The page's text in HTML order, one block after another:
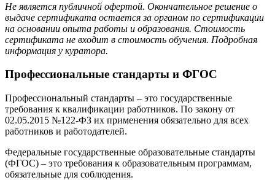
Не является публичной офертой. Окончательное решение о
выдаче сертификата остается за органом по сертификации
на основании опыта работы и образования. Стоимость
сертификата не входит в стоимость обучения. Подробная
информация у куратора.
Профессиональные стандарты и ФГОС
Профессиональный стандарты – это государственные
требования к квалификации работников. По закону от
02.05.2015 №122-ФЗ их применения обязательно для всех
работников и работодателей.
Федеральные государственные образовательные стандарты
(ФГОС) – это требования к образовательным программам,
обязательные для соблюдения.